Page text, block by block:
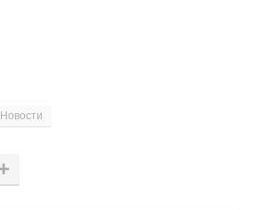
Новости